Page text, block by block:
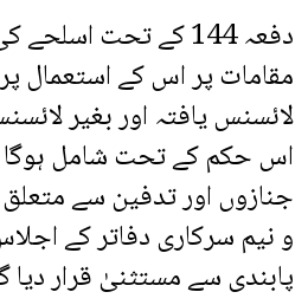
دفعہ 144 کے تحت
مقامات پر اس کے استعمال
لائسنس یافتہ اور بغیر
اس حکم کے تحت شامل ہوگا
جنازوں اور تدفین سے
و نیم سرکاری دفاتر کے
پابندی سے مستثنیٰ قرار دیا